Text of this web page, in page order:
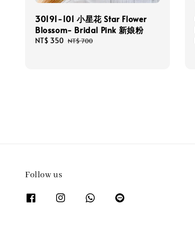
30191-101 小星花 Star Flower
Blossom- Bridal Pink 新娘粉
Sale
NT$ 350 Regular
NT$ 700
Follow us